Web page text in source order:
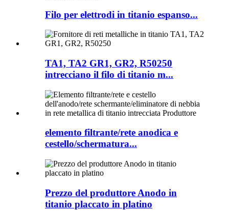
Filo per elettrodi in titanio espanso...
TA1, TA2 GR1, GR2, R50250
intrecciano il filo di titanio m...
elemento filtrante/rete anodica e
cestello/schermatura...
Prezzo del produttore Anodo in
titanio placcato in platino